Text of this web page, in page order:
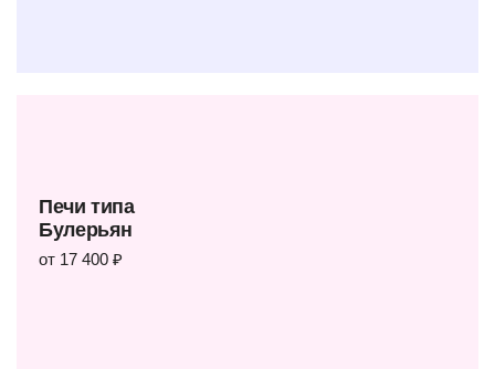
Печи типа
Булерьян
от 17 400 ₽